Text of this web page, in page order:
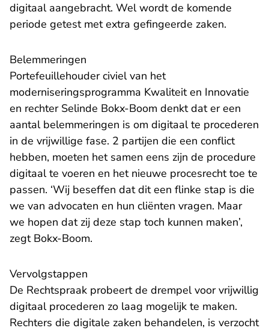
digitaal aangebracht. Wel wordt de komende
periode getest met extra gefingeerde zaken.
Belemmeringen
Portefeuillehouder civiel van het
moderniseringsprogramma Kwaliteit en Innovatie
en rechter Selinde Bokx-Boom denkt dat er een
aantal belemmeringen is om digitaal te procederen
in de vrijwillige fase. 2 partijen die een conflict
hebben, moeten het samen eens zijn de procedure
digitaal te voeren en het nieuwe procesrecht toe te
passen. ‘Wij beseffen dat dit een flinke stap is die
we van advocaten en hun cliënten vragen. Maar
we hopen dat zij deze stap toch kunnen maken’,
zegt Bokx-Boom.
Vervolgstappen
De Rechtspraak probeert de drempel voor vrijwillig
digitaal procederen zo laag mogelijk te maken.
Rechters die digitale zaken behandelen, is verzocht